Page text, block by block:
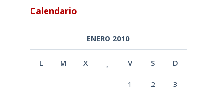
Calendario
ENERO 2010
L M X J V S D
1 2 3